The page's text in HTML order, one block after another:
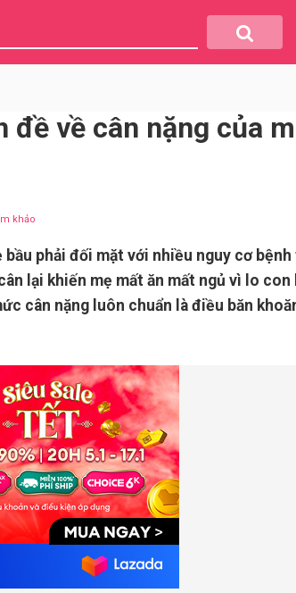
đề về cân nặng của
khảo
phải đối mặt với nhiều nguy cơ bệnh
lại khiến mẹ mất ăn mất ngủ vì lo con
cân nặng luôn chuẩn là điều băn